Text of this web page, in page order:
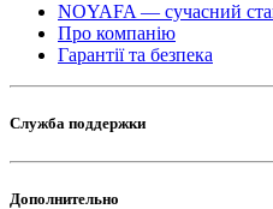
NOYAFA — сучасний
Про компанію
Гарантії та безпека
Служба поддержки
Дополнительно